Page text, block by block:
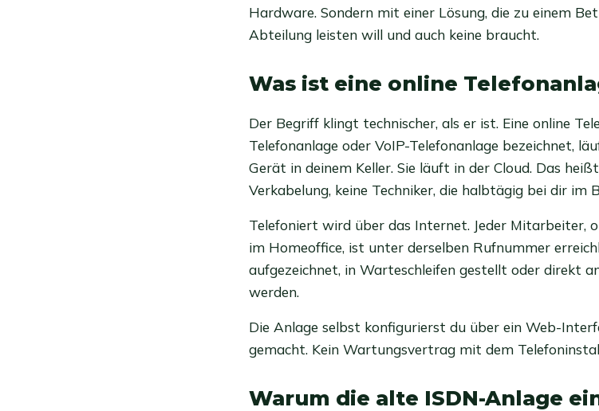
Hardware. Sondern mit einer Lösung, die zu einem
Abteilung leisten will und auch keine braucht.
Was ist eine online
Der Begriff klingt technischer, als er ist. Eine online
Telefonanlage oder VoIP-Telefonanlage bezeichnet,
Gerät in deinem Keller. Sie läuft in der Cloud. Das
Verkabelung, keine Techniker, die halbtägig bei dir im
Telefoniert wird über das Internet. Jeder Mitarbeiter,
im Homeoffice, ist unter derselben Rufnummer
aufgezeichnet, in Warteschleifen gestellt oder direkt
werden.
Die Anlage selbst konfigurierst du über ein Web-
gemacht. Kein Wartungsvertrag mit dem
Warum die alte ISDN-Anlage